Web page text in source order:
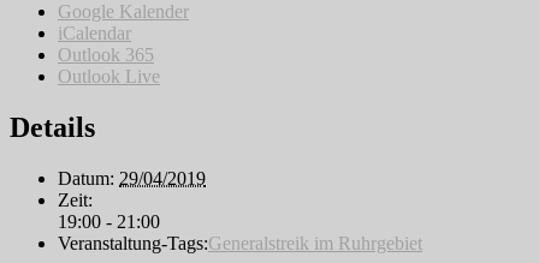
Google Kalender
iCalendar
Outlook 365
Outlook Live
Details
Datum: 29/04/2019
Zeit:
19:00 - 21:00
Veranstaltung-Tags:Generalstreik im Ruhrgebiet